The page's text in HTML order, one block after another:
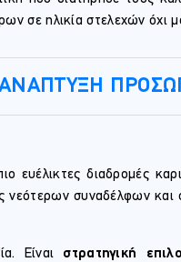
σε ηλικία στελεχών όχι
ευέλικτες διαδρομές
συναδέλφων
Είναι στρατηγική